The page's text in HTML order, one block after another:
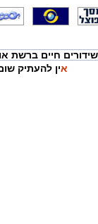
חיים ברשת
אין להעתיק